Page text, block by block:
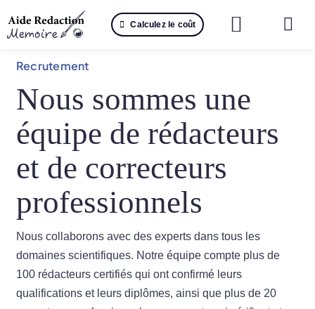
au
Calculez le coût
Recrutement
Nous sommes une
équipe de rédacteurs
et de correcteurs
professionnels
Nous collaborons avec des experts dans tous les
domaines scientifiques. Notre équipe compte plus de
100 rédacteurs certifiés qui ont confirmé leurs
qualifications et leurs diplômes, ainsi que plus de 20